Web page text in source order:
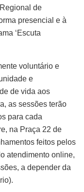
de
presencial e à
‘Escuta
voluntário e
e
de vida aos
as sessões terão
para cada
na Praça 22 de
feitos pelos
atendimento online,
a depender da